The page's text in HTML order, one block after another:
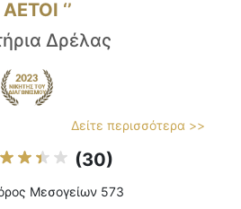
‘’
Δρέλας
Δείτε περισσότερα >>
(30)
Μεσογείων 573